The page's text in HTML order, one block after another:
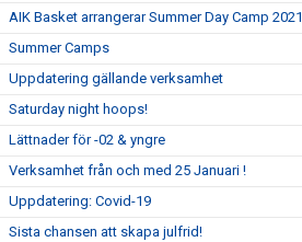
AIK Basket arrangerar Summer Day Camp 2021
Summer Camps
Uppdatering gällande verksamhet
Saturday night hoops!
Lättnader för -02 & yngre
Verksamhet från och med 25 Januari !
Uppdatering: Covid-19
Sista chansen att skapa julfrid!